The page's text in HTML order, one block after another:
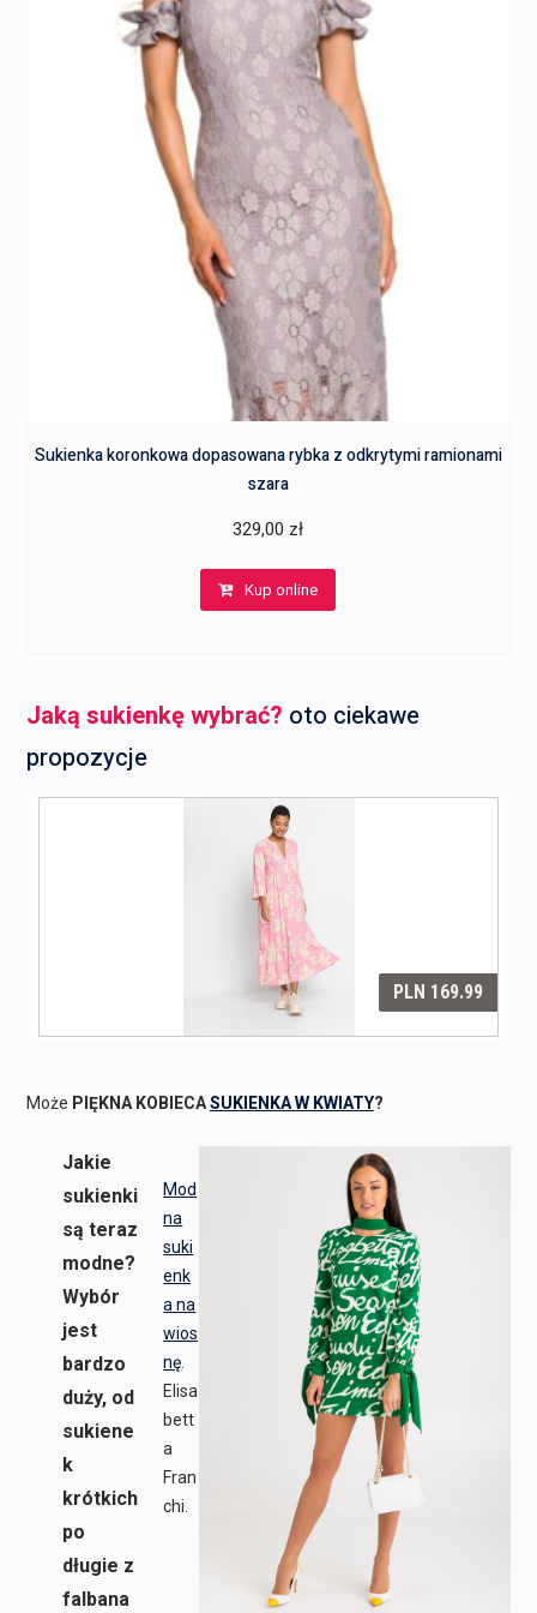
Sukienka koronkowa dopasowana rybka z odkrytymi ramionami
szara
329,00 zł
Kup online
Jaką sukienkę wybrać? oto ciekawe
propozycje
Może PIĘKNA KOBIECASUKIENKA W KWIATY?
Mod
na
suki
enk
a na
wios
nę
Elisa
bett
a
Fran
chi.
Jakie
sukienki
są teraz
modne?
Wybór
jest
bardzo
duży, od
sukiene
k
krótkich
po
długie z
falbana